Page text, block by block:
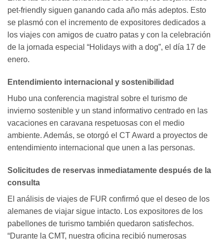
pet-friendly siguen ganando cada año más adeptos. Esto
se plasmó con el incremento de expositores dedicados a
los viajes con amigos de cuatro patas y con la celebración
de la jornada especial “Holidays with a dog”, el día 17 de
enero.
Entendimiento internacional y sostenibilidad
Hubo una conferencia magistral sobre el turismo de
invierno sostenible y un stand informativo centrado en las
vacaciones en caravana respetuosas con el medio
ambiente. Además, se otorgó el CT Award a proyectos de
entendimiento internacional que unen a las personas.
Solicitudes de reservas inmediatamente después de la
consulta
El análisis de viajes de FUR confirmó que el deseo de los
alemanes de viajar sigue intacto. Los expositores de los
pabellones de turismo también quedaron satisfechos.
“Durante la CMT, nuestra oficina recibió numerosas